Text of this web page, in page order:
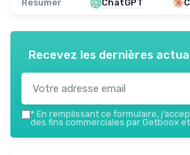
Résumer ChatGPT
Recevez les dernières
* En remplissant ce formulaire,
des fins commerciales par Getboox